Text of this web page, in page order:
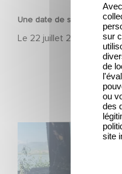
Une date de sortie pour le
Le 22 juillet 2026
Le tournage de la mini-
a débuté
sur
de
ou
des
site